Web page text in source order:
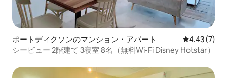
ポートディクソンのマンション・アパート レビュー7
4.43 (7)
シービュー 2階建て 3寝室 8名（無料Wi-Fi Disney Hotstar）